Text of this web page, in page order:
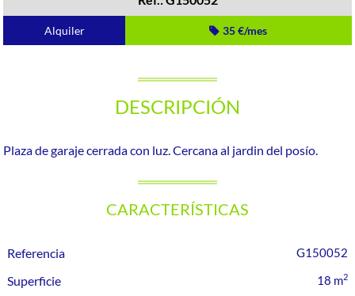
Alquiler 35 €/mes
DESCRIPCIÓN
Plaza de garaje cerrada con luz. Cercana al jardin del posío.
CARACTERÍSTICAS
Referencia G150052
Superficie 18 m2